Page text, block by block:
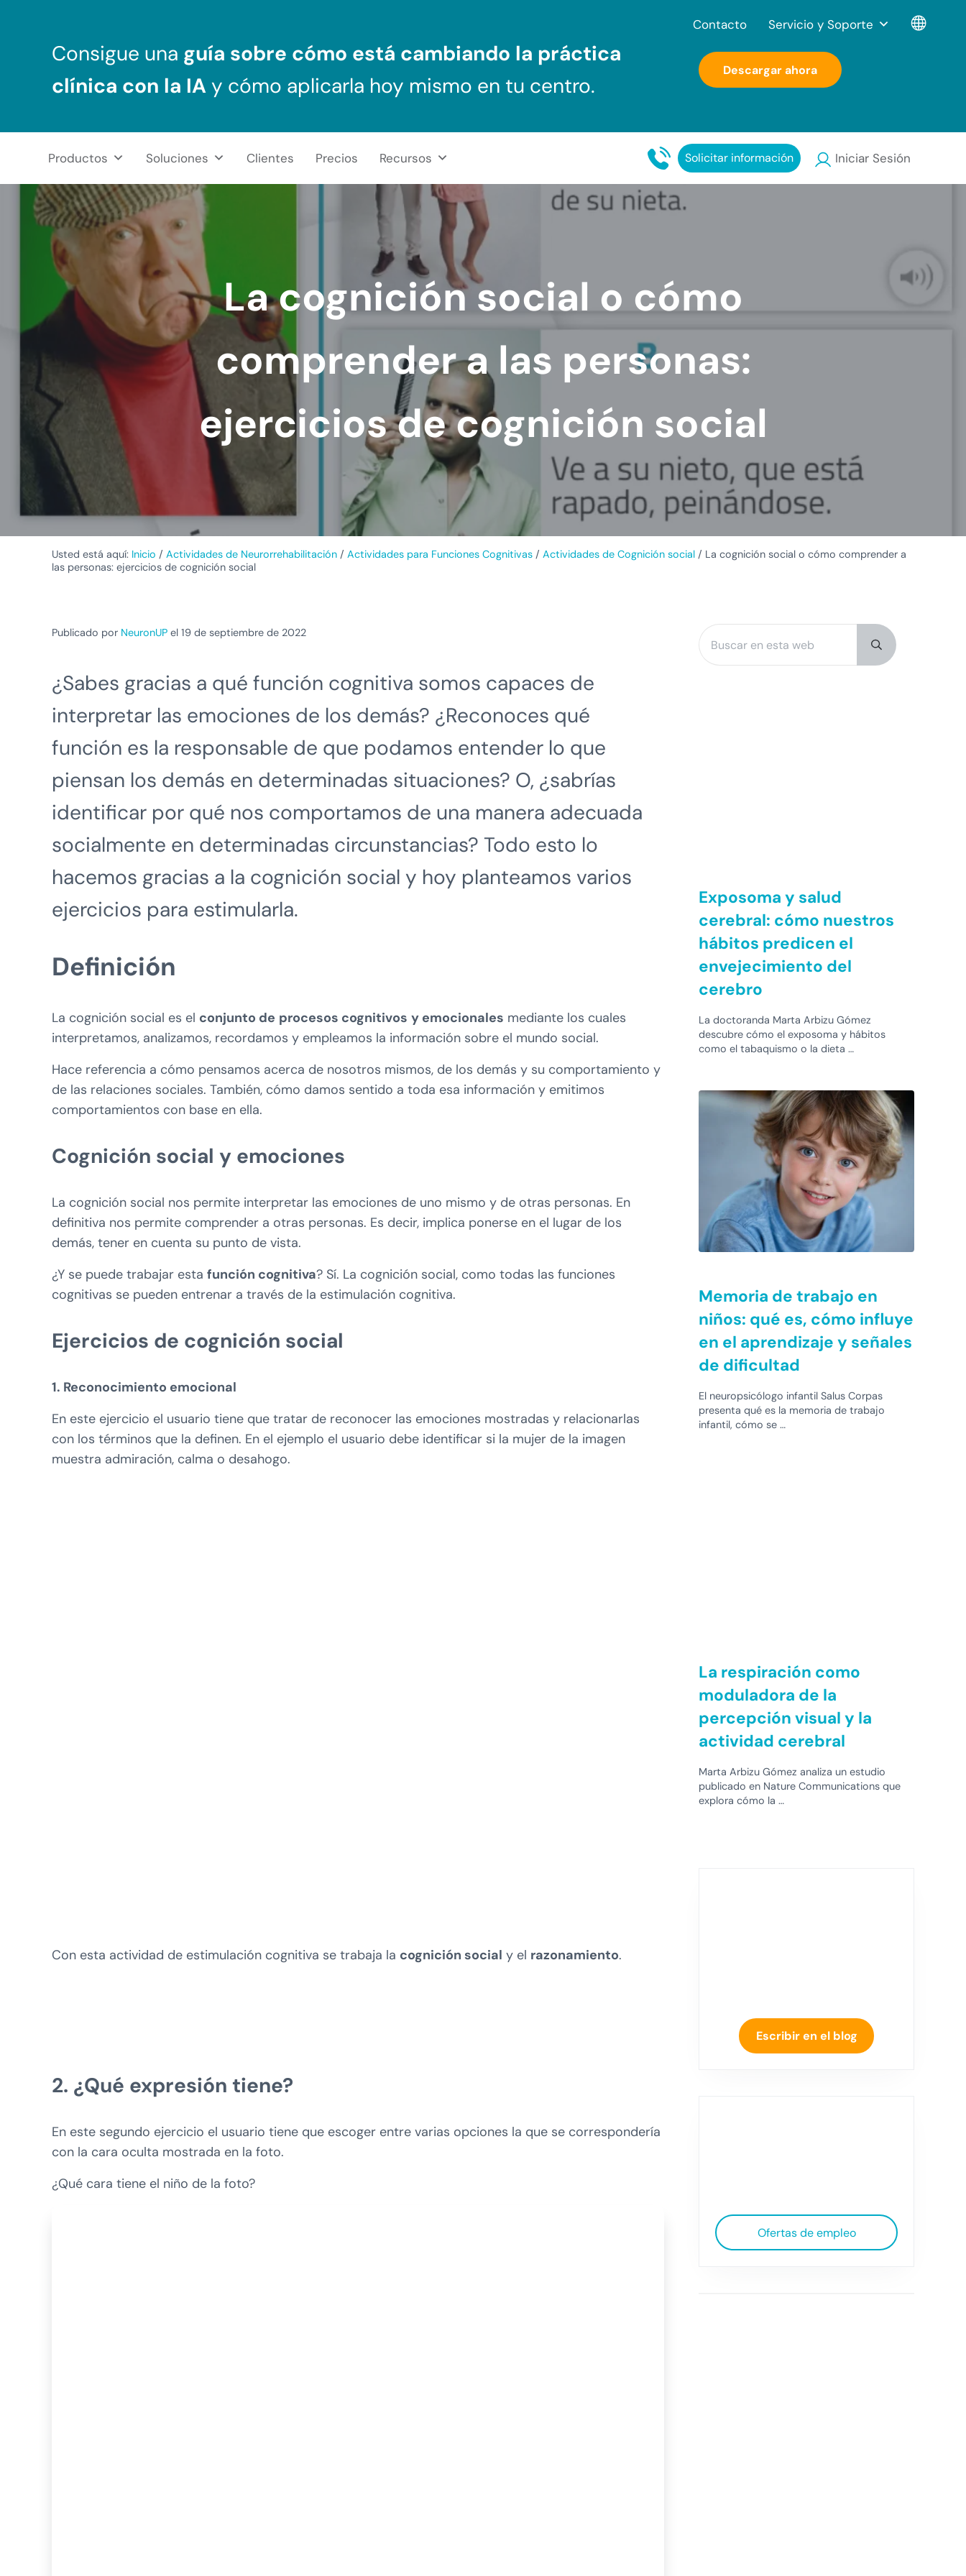
Consigue una guía sobre cómo está cambiando la práctica
clínica con la IAy cómo aplicarla hoy mismo en tu centro.
Descargar ahora
NeuronUP
REHABILITACIÓN COGNITIVA PROFESIONAL
Productos Soluciones Clientes Precios Recursos Solicitar información Iniciar Sesión
Contacto Servicio y Soporte
La cognición social o cómo
comprender a las personas:
ejercicios de cognición social
Usted está aquí: Inicio / Actividades de Neurorrehabilitación / Actividades para Funciones Cognitivas / Actividades de Cognición social / La cognición social o cómo comprender a
las personas: ejercicios de cognición social
Publicado por NeuronUP el 19 de septiembre de 2022
¿Sabes gracias a qué función cognitiva somos capaces de
interpretar las emociones de los demás? ¿Reconoces qué
función es la responsable de que podamos entender lo que
piensan los demás en determinadas situaciones? O, ¿sabrías
identificar por qué nos comportamos de una manera adecuada
socialmente en determinadas circunstancias? Todo esto lo
hacemos gracias a la cognición social y hoy planteamos varios
ejercicios para estimularla.
Definición
La cognición social es el conjunto de procesos cognitivos y emocionales mediante los cuales
interpretamos, analizamos, recordamos y empleamos la información sobre el mundo social.
Hace referencia a cómo pensamos acerca de nosotros mismos, de los demás y su comportamiento y
de las relaciones sociales. También, cómo damos sentido a toda esa información y emitimos
comportamientos con base en ella.
Cognición social y emociones
La cognición social nos permite interpretar las emociones de uno mismo y de otras personas. En
definitiva nos permite comprender a otras personas. Es decir, implica ponerse en el lugar de los
demás, tener en cuenta su punto de vista.
¿Y se puede trabajar esta función cognitiva? Sí. La cognición social, como todas las funciones
cognitivas se pueden entrenar a través de la estimulación cognitiva.
Ejercicios de cognición social
1. Reconocimiento emocional
En este ejercicio el usuario tiene que tratar de reconocer las emociones mostradas y relacionarlas
con los términos que la definen. En el ejemplo el usuario debe identificar si la mujer de la imagen
muestra admiración, calma o desahogo.
Con esta actividad de estimulación cognitiva se trabaja la cognición social y el razonamiento.
2. ¿Qué expresión tiene?
En este segundo ejercicio el usuario tiene que escoger entre varias opciones la que se correspondería
con la cara oculta mostrada en la foto.
¿Qué cara tiene el niño de la foto?
Sidebar
Buscar en esta web
Submit search
Exposoma y salud
cerebral: cómo nuestros
hábitos predicen el
envejecimiento del
cerebro
La doctoranda Marta Arbizu Gómez
descubre cómo el exposoma y hábitos
como el tabaquismo o la dieta …
Memoria de trabajo en
niños: qué es, cómo influye
en el aprendizaje y señales
de dificultad
El neuropsicólogo infantil Salus Corpas
presenta qué es la memoria de trabajo
infantil, cómo se …
La respiración como
moduladora de la
percepción visual y la
actividad cerebral
Marta Arbizu Gómez analiza un estudio
publicado en Nature Communications que
explora cómo la …
Escribir en el blog
Ofertas de empleo